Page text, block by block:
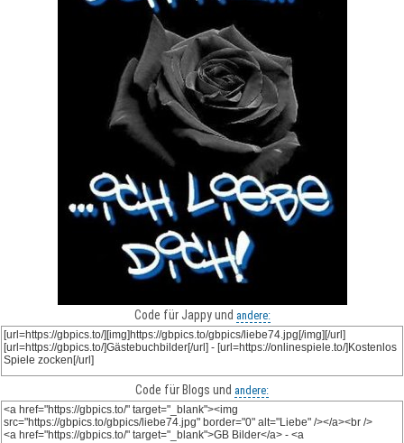
Code für Jappy und andere:
Code für Blogs und andere: